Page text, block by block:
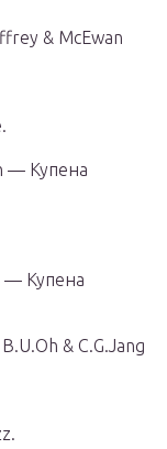
& McEwan
— Купена
— Купена
& C.G.Jang